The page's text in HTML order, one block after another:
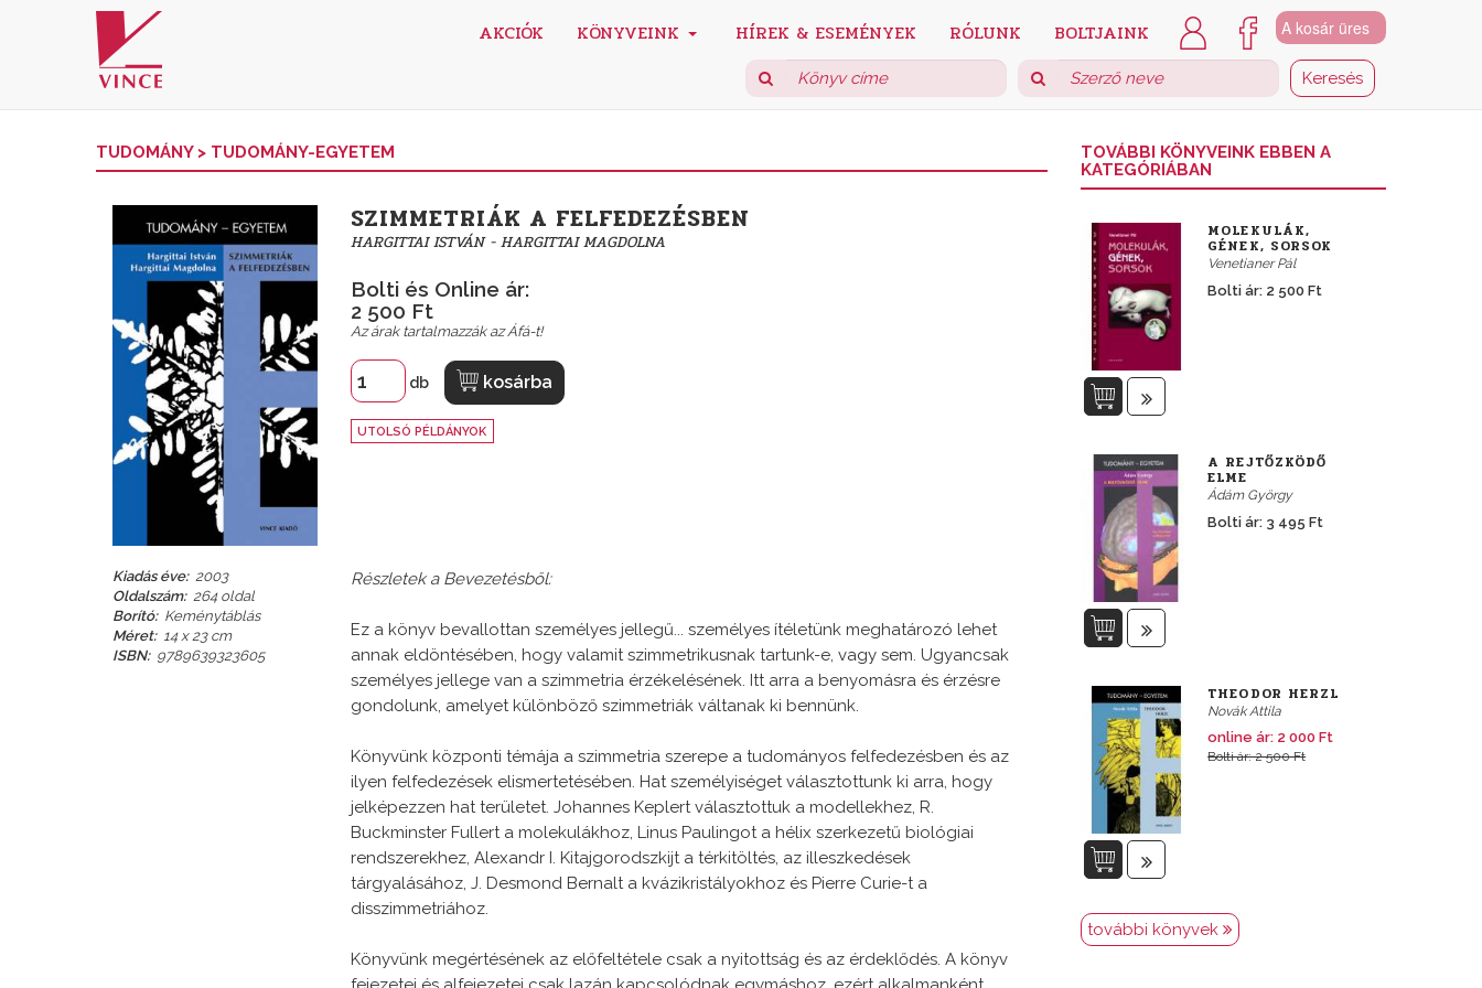
A kosár üres
AKCIÓK KÖNYVEINK HÍREK & ESEMÉNYEK RÓLUNK BOLTJAINK
TUDOMÁNY > TUDOMÁNY-EGYETEM
SZIMMETRIÁK A FELFEDEZÉSBEN
HARGITTAI ISTVÁN - HARGITTAI MAGDOLNA
Bolti és Online ár:
2 500 Ft
Az árak tartalmazzák az Áfá-t!
db kosárba
UTOLSÓ PÉLDÁNYOK
Kiadás éve: 2003
Oldalszám: 264 oldal
Borító: Keménytáblás
Méret: 14 x 23 cm
ISBN: 9789639323605
Részletek a Bevezetésből:
Ez a könyv bevallottan személyes jellegű... személyes ítéletünk meghatározó lehet
annak eldöntésében, hogy valamit szimmetrikusnak tartunk-e, vagy sem. Ugyancsak
személyes jellege van a szimmetria érzékelésének. Itt arra a benyomásra és érzésre
gondolunk, amelyet különböző szimmetriák váltanak ki bennünk.
Könyvünk központi témája a szimmetria szerepe a tudományos felfedezésben és az
ilyen felfedezések elismertetésében. Hat személyiséget választottunk ki arra, hogy
jelképezzen hat területet. Johannes Keplert választottuk a modellekhez, R.
Buckminster Fullert a molekulákhoz, Linus Paulingot a hélix szerkezetű biológiai
rendszerekhez, Alexandr I. Kitajgorodszkijt a térkitöltés, az illeszkedések
tárgyalásához, J. Desmond Bernalt a kvázikristályokhoz és Pierre Curie-t a
disszimmetriához.
Könyvünk megértésének az előfeltétele csak a nyitottság és az érdeklődés. A könyv
TOVÁBBI KÖNYVEINK EBBEN A
KATEGÓRIÁBAN
MOLEKULÁK,
GÉNEK, SORSOK
Venetianer Pál
Bolti ár: 2 500 Ft
A REJTŐZKÖDŐ
ELME
Ádám György
Bolti ár: 3 495 Ft
THEODOR HERZL
Novák Attila
online ár: 2 000 Ft
Bolti ár: 2 500 Ft
további könyvek